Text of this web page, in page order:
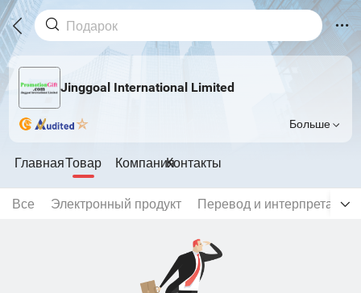
Jinggoal International Limited
Больше
ГлавнаяТовар КомпанияКонтакты
Все Электронный продукт Перевод и интерпретация